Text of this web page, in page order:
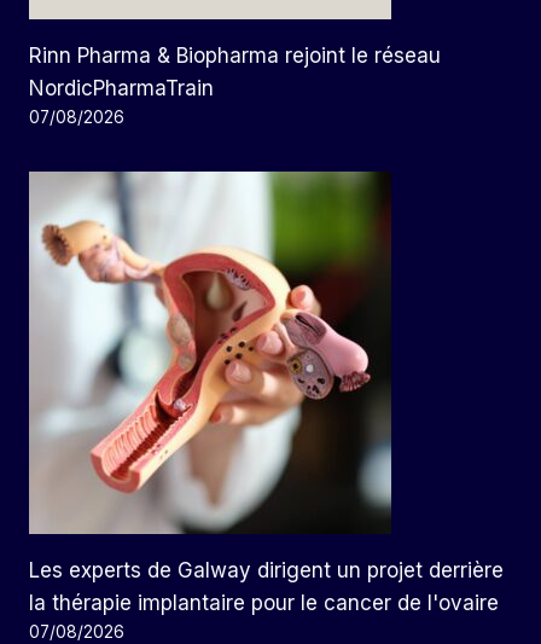
Rinn Pharma & Biopharma rejoint le réseau
NordicPharmaTrain
07/08/2026
Les experts de Galway dirigent un projet derrière
la thérapie implantaire pour le cancer de l'ovaire
07/08/2026